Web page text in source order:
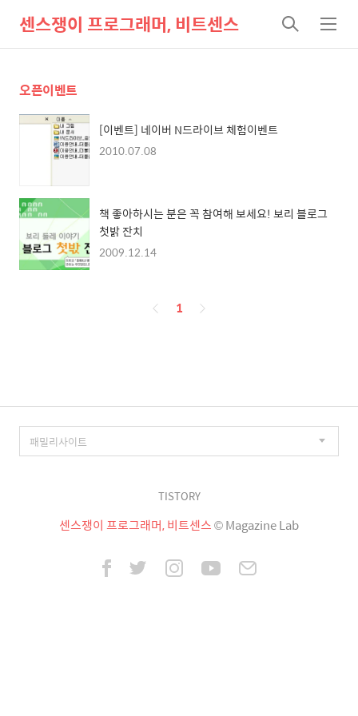
센스쟁이 프로그래머, 비트센스
검
색
메
뉴
오픈이벤트
[이벤트] 네이버 N드라이브 체험이벤트
2010.07.08
책 좋아하시는 분은 꼭 참여해 보세요! 보리 블로그
첫밝 잔치
2009.12.14
페
1
TISTORY
센스쟁이 프로그래머, 비트센스© Magazine Lab